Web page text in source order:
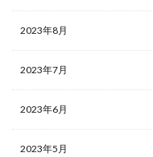
2023年8月
2023年7月
2023年6月
2023年5月